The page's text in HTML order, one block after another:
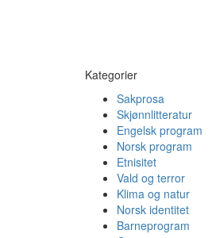
Kategorier
Sakprosa
Skjønnlitteratur
Engelsk program
Norsk program
Etnisitet
Vald og terror
Klima og natur
Norsk identitet
Barneprogram